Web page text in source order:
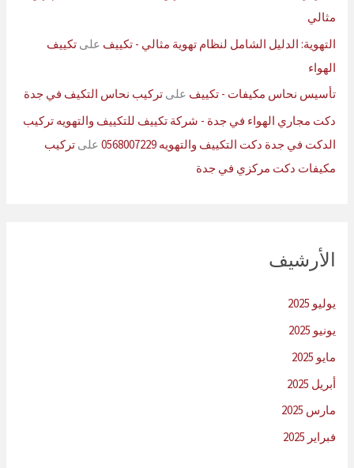
مثالي
التهوية: الدليل الشامل لنظام تهوية مثالي - تكييف علىتكييف
الهواء
تأسيس نحاس مكيفات - تكييف علىتركيب نحاس التكيف في جدة
دكت مجاري الهواء في جدة - شركة تكييف للتكييف والتهويه تركيب
الدكت في جدة دكت التكييف والتهويه 0568007229
علىتركيب
مكيفات دكت مركزي في جدة
الأرشيف
يوليو 2025
يونيو 2025
مايو 2025
أبريل 2025
مارس 2025
فبراير 2025